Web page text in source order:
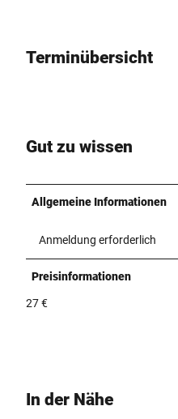
Terminübersicht
Gut zu wissen
Allgemeine Informationen
Anmeldung erforderlich
Preisinformationen
27 €
In der Nähe